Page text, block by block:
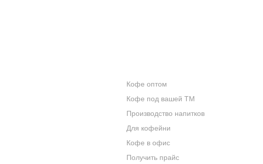
Кофе оптом
Кофе под вашей ТМ
Производство напитков
Для кофейни
Кофе в офис
Получить прайс